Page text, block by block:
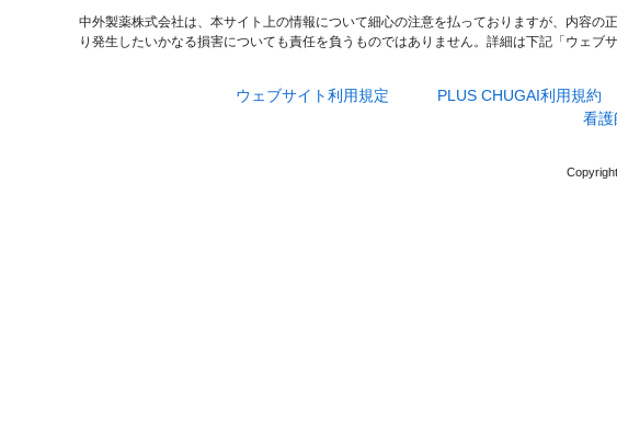
中外製薬株式会社は、本サイト上の情報について細心の注意を払っておりますが、内容
り発生したいかなる損害についても責任を負うものではありません。詳細は下記「ウェブ
ウェブサイト利用規定 PLUS CHUGAI利用規約
看護